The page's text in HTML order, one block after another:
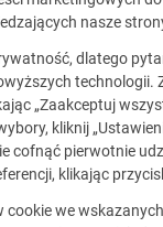
jest już
nasze
dlatego
technologii.
„Zaakceptuj
kliknij
cofnąć pierwotnie
klikając
cookie we